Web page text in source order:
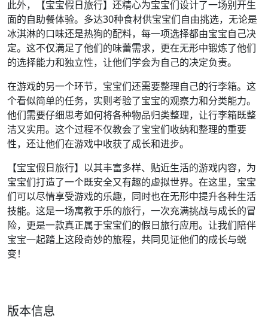
此外，【宝宝假日旅行】还精心为宝宝们设计了一场别开生
面的自助餐体验。多达30种食材供宝宝们自由挑选，无论是
冰淇淋的口味还是热狗的配料，每一项选择都由宝宝自己决
定。这不仅满足了他们的味蕾需求，更在无形中锻炼了他们
的选择能力和独立性，让他们学会为自己的决定负责。
在游戏的另一个环节，宝宝们还需要整理自己的行李箱。这
个看似简单的任务，实则考验了宝宝的观察力和分类能力。
他们需要仔细思考如何将各种物品归类整理，让行李箱既整
洁又实用。这个过程不仅教会了宝宝们收纳和整理的重要
性，还让他们在游戏中收获了成长和进步。
【宝宝假日旅行】以其丰富多样、贴近生活的游戏内容，为
宝宝们打造了一个既安全又有趣的虚拟世界。在这里，宝宝
们可以尽情享受游戏的乐趣，同时也在无形中提升各种生活
技能。这是一场寓教于乐的旅行，一次充满挑战与成长的冒
险，更是一款真正属于宝宝们的假日旅行应用。让我们陪伴
宝宝一起踏上这段奇妙的旅程，共同见证他们的成长与蜕
变！
版本信息